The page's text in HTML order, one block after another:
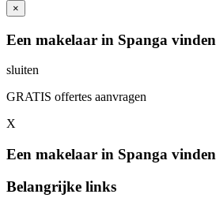
×
Een makelaar in Spanga vinden
sluiten
GRATIS offertes aanvragen
X
Een makelaar in Spanga vinden
Belangrijke links